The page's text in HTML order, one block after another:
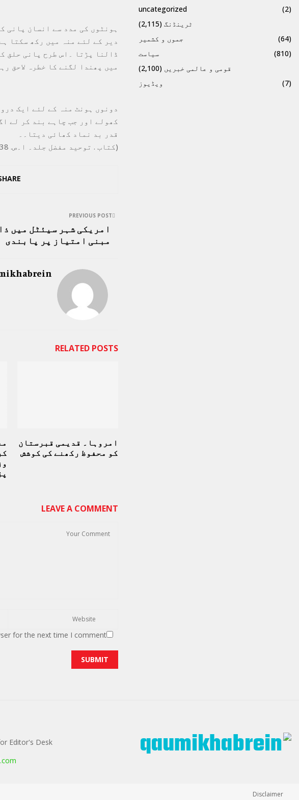
ہونٹوں کی مدد سے انسان پانی
دیر کے لئے منہ میں رکھ سکتا
ڈالنا پڑتا ۔اس طرح پانی حلق
میں پھندا لگنے کا خطرہ لاحق
دونوں ہونٹ منہ کے لئے ایک
کھولے اور جب چاہے بند کر لے
قدر بد نماد کھائی دیتا۔۔
(کتاب . توحید مفضل جلد۔ ا۔ص. 138)
PREVIOUS POST
امریکی شہر سیئٹل میں
مبنی امتیاز پر پابندی
RELATED POSTS
امروہا۔ قدیمی قبرستان
کو محفوظ رکھنے کی کوشش
LEAVE A COMMENT
for the next time I comment.
uncategorized
(2)
ٹرینڈنگ (2,115)
جموں و کشمیر
(64)
سیاست
(810)
قومی و عالمی خبریں (2,100)
ویڈیوز
(7)
Editor's Desk
Disclaimer